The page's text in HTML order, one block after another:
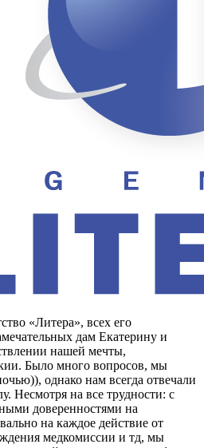
«Литера», всех его
дам Екатерину и
нашей мечты,
Было много вопросов, мы
однако нам всегда отвечали
Несмотря на все трудности: с
доверенностями на
на каждое действие от
медкомиссии и тд, мы